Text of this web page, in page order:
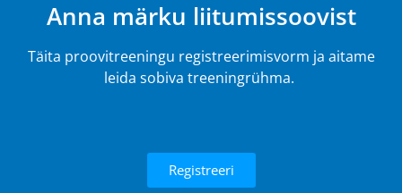
Anna märku liitumissoovist
Täita proovitreeningu registreerimisvorm ja aitame
leida sobiva treeningrühma.
Registreeri